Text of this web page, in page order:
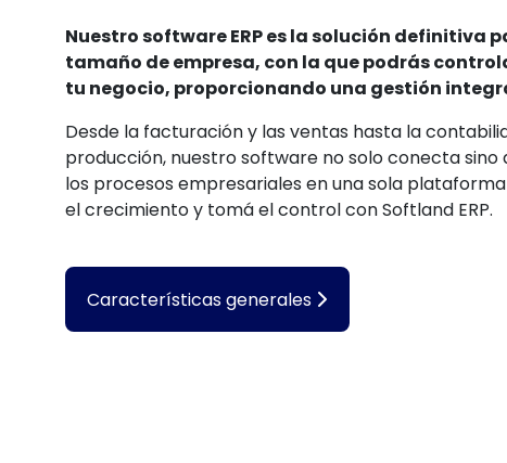
Nuestro software ERP es la solución definitiva
tamaño de empresa, con la que podrás
tu negocio, proporcionando una gestión
Desde la facturación y las ventas hasta la
producción, nuestro software no solo conecta sino
los procesos empresariales en una sola
el crecimiento y tomá el control con Softland ERP.
Características generales